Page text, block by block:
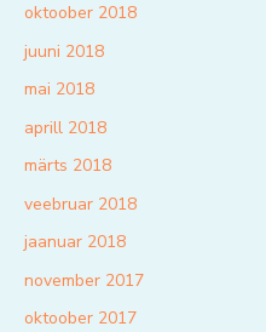
oktoober 2018
juuni 2018
mai 2018
aprill 2018
märts 2018
veebruar 2018
jaanuar 2018
november 2017
oktoober 2017